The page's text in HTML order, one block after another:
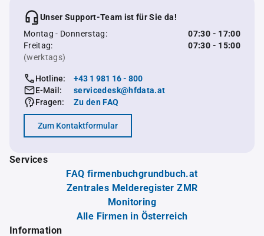
Unser Support-Team ist für Sie da!
Montag - Donnerstag:
07:30 - 17:00
Freitag:
07:30 - 15:00
(werktags)
Hotline:
+43 1 981 16 - 800
E-Mail:
servicedesk@hfdata.at
Fragen:
Zu den FAQ
Zum Kontaktformular
Services
FAQ firmenbuchgrundbuch.at
Zentrales Melderegister ZMR
Monitoring
Alle Firmen in Österreich
Information